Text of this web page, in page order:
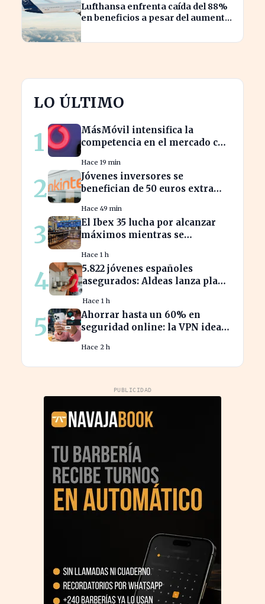
Lufthansa enfrenta caída del 88%
en beneficios a pesar del aumento
LO ÚLTIMO
1
MásMóvil intensifica la
competencia en el mercado con
España
Hace 19 min
2
Jóvenes inversores se
benefician de 50 euros extra
ETF
Hace 49 min
3
El Ibex 35 lucha por alcanzar
máximos mientras se
Ormuz
Hace 1 h
4
5.822 jóvenes españoles
asegurados: Aldeas lanza plan
Hace 1 h
5
Ahorrar hasta un 60% en
seguridad online: la VPN ideal
Hace 2 h
PUBLICIDAD